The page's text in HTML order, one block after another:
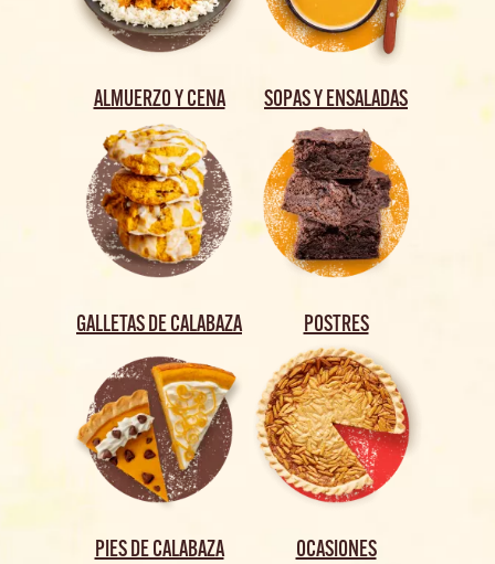
ALMUERZO Y CENA SOPAS Y ENSALADAS
GALLETAS DE CALABAZA POSTRES
PIES DE CALABAZA OCASIONES